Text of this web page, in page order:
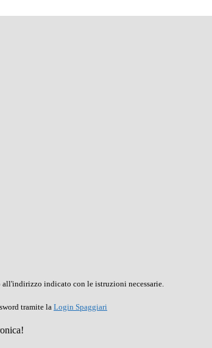
all'indirizzo indicato con le istruzioni necessarie.
tramite la Login Spaggiari